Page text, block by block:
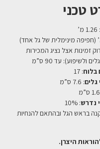
טכני
: 1.26 מ’
זמינות אצל נציג המכירות
ולשיפוע): עד 90 ס”מ
בלוח: 17
גלים: 7.6 ס”מ
נדרש: 10%
בראש הגל ובהתאם להנחיות
היצרן.